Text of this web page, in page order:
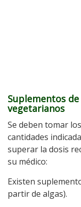
Suplementos de
vegetarianos
Se deben tomar
cantidades
superar la dosis
su médico:
Existen
partir de algas).